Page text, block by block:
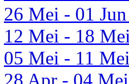
26 Mei - 01
12 Mei - 18
05 Mei - 11
28 Apr - 04